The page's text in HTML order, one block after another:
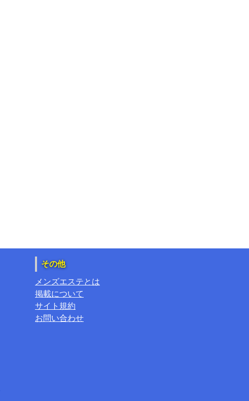
その他
メンズエステとは
掲載について
サイト規約
お問い合わせ